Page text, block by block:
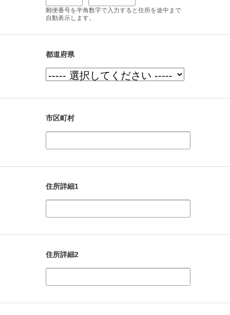
郵便番号を半角数字で入力すると住所を途中まで
自動表示します。
都道府県
市区町村
住所詳細1
住所詳細2